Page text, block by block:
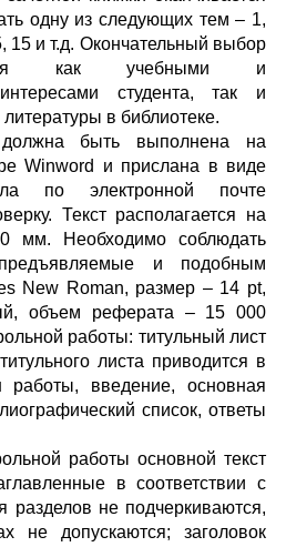
одну из следующих тем – 1,
15 и т.д. Окончательный выбор
как учебными и
студента, так и
в библиотеке.
должна быть выполнена на
Winword и прислана в виде
по электронной почте
Текст располагается на
мм. Необходимо соблюдать
и подобным
New Roman, размер – 14 pt,
объем реферата – 15 000
работы: титульный лист
листа приводится в
введение, основная
список, ответы
работы основной текст
в соответствии с
разделов не подчеркиваются,
не допускаются; заголовок